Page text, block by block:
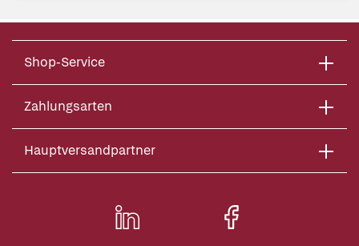
Shop-Service
Zahlungsarten
Hauptversandpartner